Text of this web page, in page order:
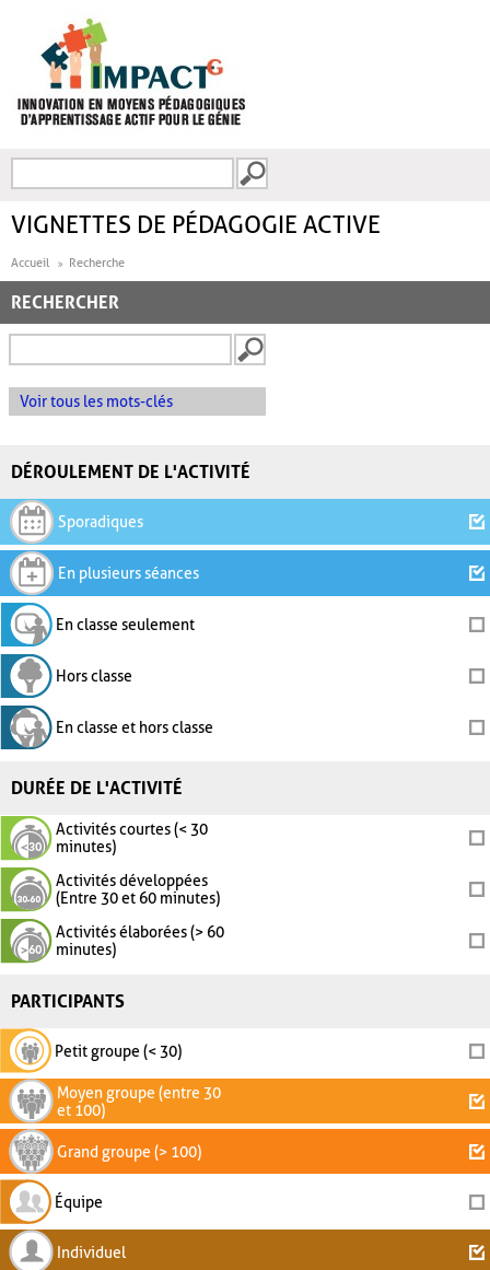
FORMULAIRE DE
VIGNETTES DE PÉDAGOGIE ACTIVE
Accueil Recherche
RECHERCHER
Voir tous les mots-clés
DÉROULEMENT DE L'ACTIVITÉ
Sporadiques
En plusieurs séances
En classe seulement
Hors classe
En classe et hors classe
DURÉE DE L'ACTIVITÉ
Activités courtes (< 30
minutes)
Activités développées
(Entre 30 et 60 minutes)
Activités élaborées (> 60
minutes)
PARTICIPANTS
Petit groupe (< 30)
Moyen groupe (entre 30
et 100)
Grand groupe (> 100)
Équipe
Individuel